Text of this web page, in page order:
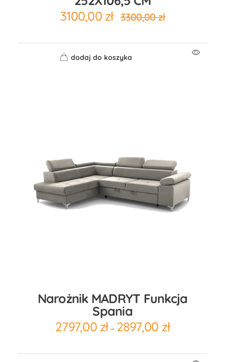
3100,00 zł 3300,00zł
dodaj do koszyka
Narożnik MADRYT Funkcja
Spania
2797,00 zł – 2897,00 zł